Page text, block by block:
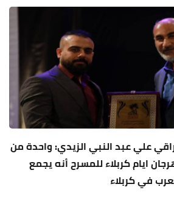
علي عبد النبي الزيدي: واحدة من
ايام كربلاء للمسرح أنه يجمع
في كربلاء